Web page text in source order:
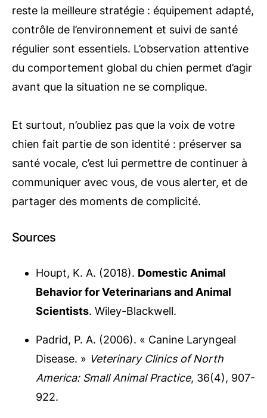
reste la meilleure stratégie : équipement adapté,
contrôle de l’environnement et suivi de santé
régulier sont essentiels. L’observation attentive
du comportement global du chien permet d’agir
avant que la situation ne se complique.
Et surtout, n’oubliez pas que la voix de votre
chien fait partie de son identité : préserver sa
santé vocale, c’est lui permettre de continuer à
communiquer avec vous, de vous alerter, et de
partager des moments de complicité.
Sources
Houpt, K. A. (2018). Domestic Animal
Behavior for Veterinarians and Animal
Scientists. Wiley-Blackwell.
Padrid, P. A. (2006). « Canine Laryngeal
Disease. » Veterinary Clinics of North
America: Small Animal Practice, 36(4), 907-
922.